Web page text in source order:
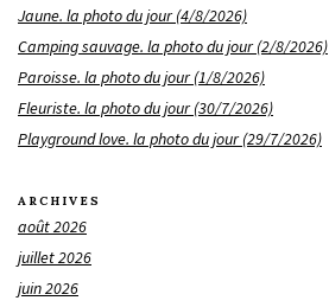
Jaune. la photo du jour (4/8/2026)
Camping sauvage. la photo du jour (2/8/2026)
Paroisse. la photo du jour (1/8/2026)
Fleuriste. la photo du jour (30/7/2026)
Playground love. la photo du jour (29/7/2026)
ARCHIVES
août 2026
juillet 2026
juin 2026